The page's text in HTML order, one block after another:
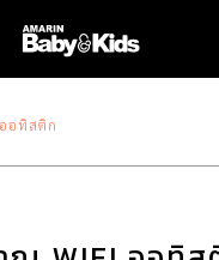
อทิสติก